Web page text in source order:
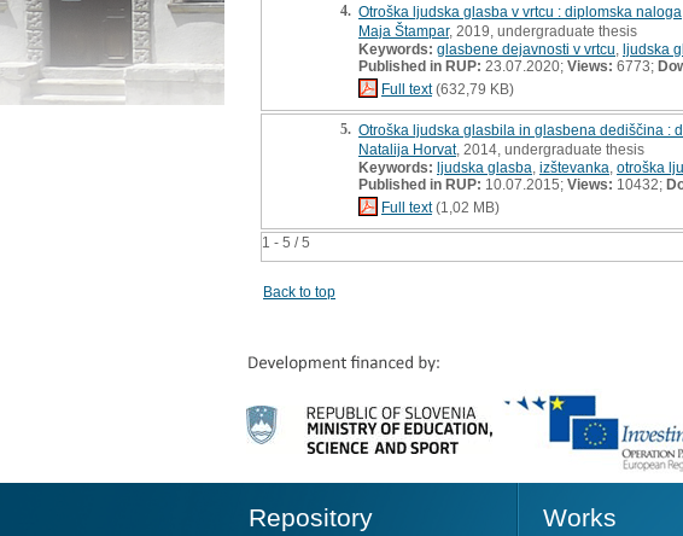
1 - 5 / 5
4. Otroška ljudska glasba v vrtcu : diplomska naloga
Maja Štampar, 2019, undergraduate thesis
Keywords: glasbene dejavnosti v vrtcu ljudska
Published in RUP: 23.07.2020; Views: 6773;
Full text(632,79 KB)
5. Otroška ljudska glasbila in glasbena dediščina :
Natalija Horvat, 2014, undergraduate thesis
Keywords: ljudska glasba izštevanka otroška
Published in RUP: 10.07.2015; Views: 10432;
Full text(1,02 MB)
Back to top
Repository Works